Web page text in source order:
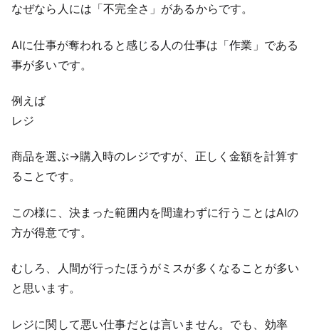
なぜなら人には「不完全さ」があるからです。
AIに仕事が奪われると感じる人の仕事は「作業」である
事が多いです。
例えば
レジ
商品を選ぶ→購入時のレジですが、正しく金額を計算す
ることです。
この様に、決まった範囲内を間違わずに行うことはAIの
方が得意です。
むしろ、人間が行ったほうがミスが多くなることが多い
と思います。
レジに関して悪い仕事だとは言いません。でも、効率